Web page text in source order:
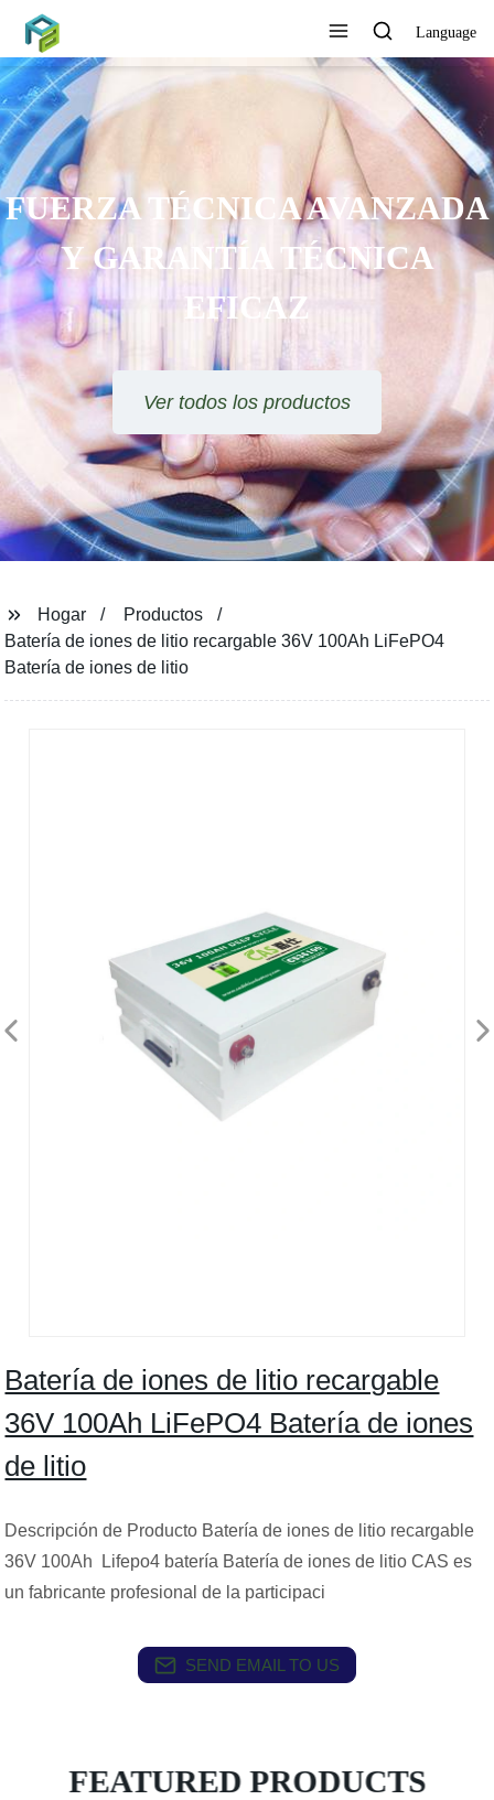
Language
FUERZA TÉCNICA AVANZADA
Y GARANTÍA TÉCNICA
EFICAZ
Ver todos los productos
Hogar
Productos
Batería de iones de litio recargable 36V 100Ah LiFePO4
Batería de iones de litio
Batería de iones de litio recargable
36V 100Ah LiFePO4 Batería de iones
de litio
Descripción de Producto Batería de iones de litio recargable
36V 100Ah Lifepo4 batería Batería de iones de litio CAS es
un fabricante profesional de la participaci
SEND EMAIL TO US
FEATURED PRODUCTS